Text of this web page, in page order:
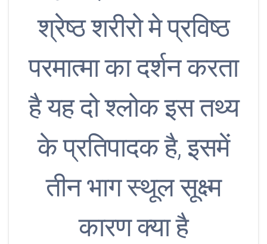
श्रेष्ठ शरीरो मे प्रविष्ठ
परमात्मा का दर्शन करता
है यह दो श्लोक इस तथ्य
के प्रतिपादक है, इसमें
तीन भाग स्थूल सूक्ष्म
कारण क्या है